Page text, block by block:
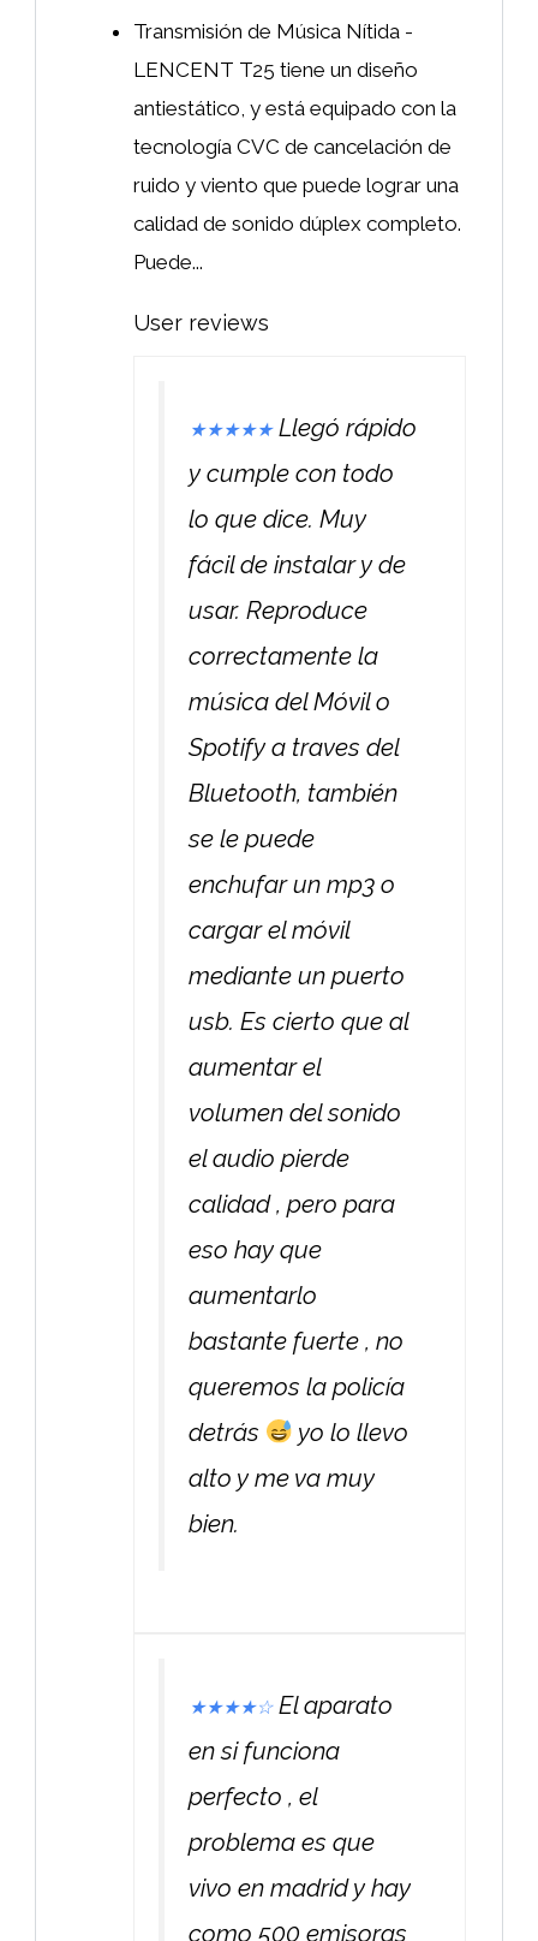
Transmisión de Música Nítida -
LENCENT T25 tiene un diseño
antiestático, y está equipado con la
tecnología CVC de cancelación de
ruido y viento que puede lograr una
calidad de sonido dúplex completo.
Puede...
User reviews
★★★★★ Llegó rápido
y cumple con todo
lo que dice. Muy
fácil de instalar y de
usar. Reproduce
correctamente la
música del Móvil o
Spotify a traves del
Bluetooth, también
se le puede
enchufar un mp3 o
cargar el móvil
mediante un puerto
usb. Es cierto que al
aumentar el
volumen del sonido
el audio pierde
calidad , pero para
eso hay que
aumentarlo
bastante fuerte , no
queremos la policía
detrás
yo lo llevo
alto y me va muy
bien.
★★★★☆ El aparato
en si funciona
perfecto , el
problema es que
vivo en madrid y hay
como 500 emisoras